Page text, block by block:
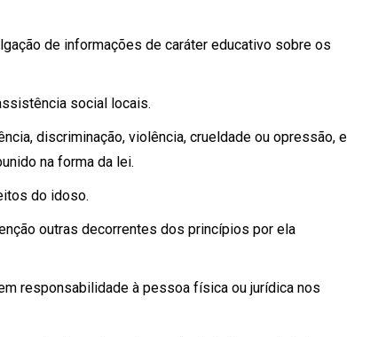
de informações de caráter educativo sobre os
social locais.
discriminação, violência, crueldade ou opressão, e
na forma da lei.
do idoso.
outras decorrentes dos princípios por ela
responsabilidade à pessoa física ou jurídica nos